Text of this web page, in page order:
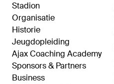
Stadion
Organisatie
Historie
Jeugdopleiding
Ajax Coaching Academy
Sponsors & Partners
Business